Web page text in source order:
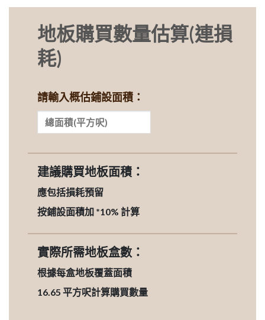
地板購買數量估算(連損
耗)
請輸入概估鋪設面積：
建議購買地板面積：
應包括損耗預留
按鋪設面積加 *10% 計算
實際所需地板盒數：
根據每盒地板覆蓋面積
16.65 平方呎計算購買數量